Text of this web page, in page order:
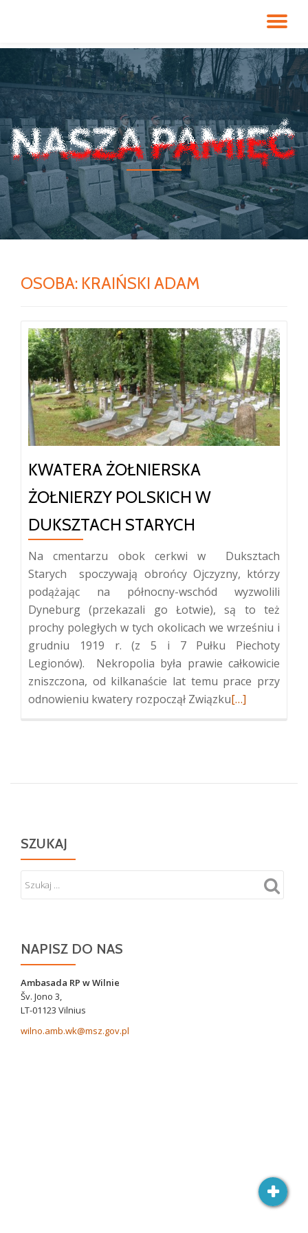
do
OSOBA: KRAIŃSKI ADAM
KWATERA ŻOŁNIERSKA
ŻOŁNIERZY POLSKICH W
DUKSZTACH STARYCH
Na cmentarzu obok cerkwi w Duksztach
Starych spoczywają obrońcy Ojczyzny, którzy
podążając na północny-wschód wyzwolili
Dyneburg (przekazali go Łotwie), są to też
prochy poległych w tych okolicach we wrześniu i
grudniu 1919 r. (z 5 i 7 Pułku Piechoty
Legionów). Nekropolia była prawie całkowicie
zniszczona, od kilkanaście lat temu prace przy
odnowieniu kwatery rozpoczął ZwiązkuWięcej
w
[…]
SZUKAJ
NAPISZ DO NAS
Ambasada RP w Wilnie
Šv. Jono 3,
LT-01123 Vilnius
wilno.amb.wk@msz.gov.pl